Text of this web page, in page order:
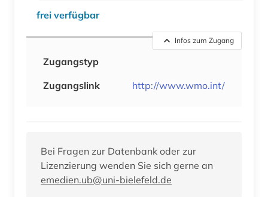
frei verfügbar
Infos zum Zugang
Zugangstyp
Zugangslink
http://www.wmo.int/
Bei Fragen zur Datenbank oder zur
Lizenzierung wenden Sie sich gerne an
emedien.ub@uni-bielefeld.de